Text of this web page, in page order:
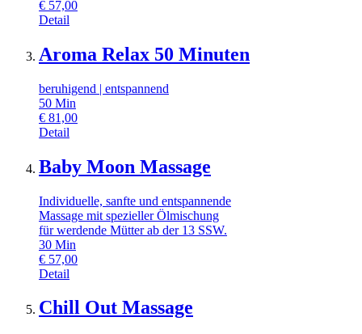
€ 57,00
Detail
Aroma Relax 50 Minuten
beruhigend | entspannend
50 Min
€ 81,00
Detail
Baby Moon Massage
Individuelle, sanfte und entspannende
Massage mit spezieller Ölmischung
für werdende Mütter ab der 13 SSW.
30 Min
€ 57,00
Detail
Chill Out Massage